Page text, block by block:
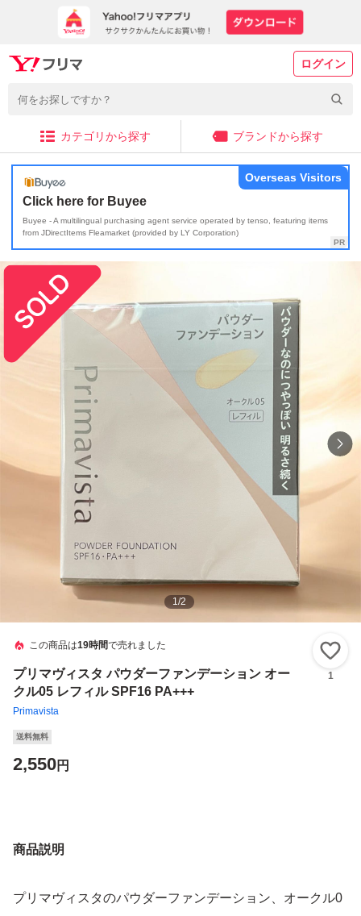
ログイン
カテゴリから探す ブランドから探す
Click here for Buyee
Buyee - A multilingual purchasing agent service operated by tenso, featuring items
from JDirectItems Fleamarket (provided by LY Corporation)
Overseas Visitors
1/2
この商品は19時間で売れました
プリマヴィスタ パウダーファンデーション オー
クル05 レフィル SPF16 PA+++
Primavista
1
送料無料
2,550円
商品説明
プリマヴィスタのパウダーファンデーション、オークル0